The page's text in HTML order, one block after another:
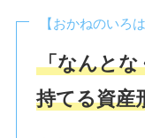
【おかねのいろ
「なんとな
持てる資産